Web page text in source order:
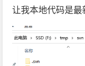
让我本地代码是最